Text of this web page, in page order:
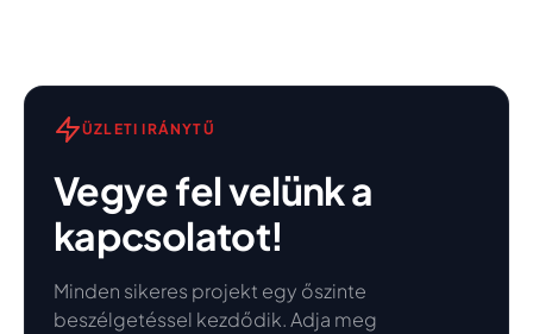
ÜZLETI IRÁNYTŰ
Vegye fel velünk a
kapcsolatot!
Minden sikeres projekt egy őszinte
beszélgetéssel kezdődik. Adja meg